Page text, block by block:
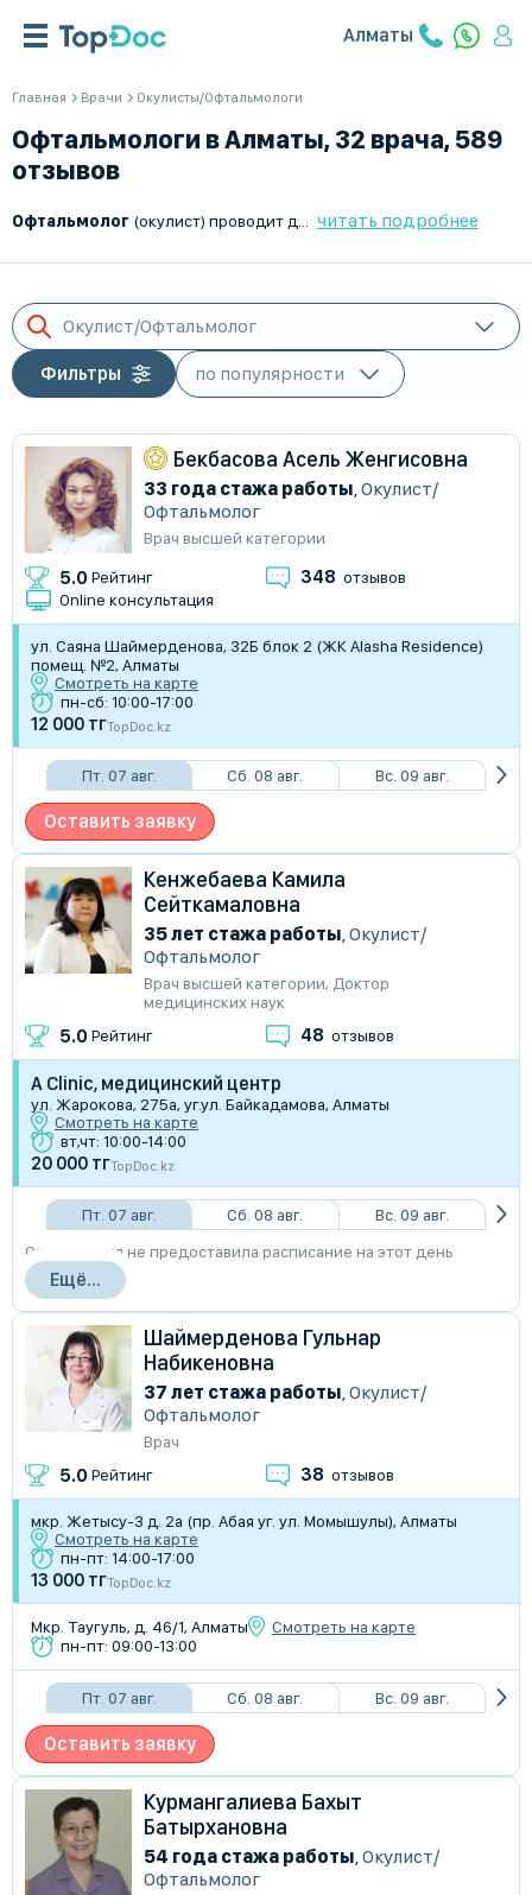
Алматы
Главная Врачи Окулисты/Офтальмологи
Офтальмологи в Алматы, 32 врача, 589
отзывов
Офтальмолог (окулист) проводит диагностику, лечение, а также занимается профилактикой заболеваний глаз и зрительной системы. Он осуществляет обследования, подбирает очки, контактные линзы, определяет схемы лечения медикаментозной терапией, выполняет хирургические вмешательства при тяжелых патологиях. читать подробнее
Окулист/Офтальмолог
Фильтры
Бекбасова Асель Женгисовна
33 года стажа работы,Окулист/
Офтальмолог
Врач высшей категории
5.0 Рейтинг 348 отзывов
Online консультация
ул. Саяна Шаймерденова, 32Б блок 2 (ЖК Alasha Residence)
помещ. №2, Алматы
Смотреть на карте
пн-сб: 10:00-17:00
12 000 тгTopDoc.kz
Пт. 07 авг. Сб. 08 авг. Вс. 09 авг.
Оставить заявку
Кенжебаева Камила
Сейткамаловна
35 лет стажа работы,Окулист/
Офтальмолог
Врач высшей категории, Доктор
медицинских наук
5.0 Рейтинг 48 отзывов
A Clinic, медицинский центр
ул. Жарокова, 275а, уг.ул. Байкадамова, Алматы
Смотреть на карте
вт,чт: 10:00-14:00
20 000 тгTopDoc.kz
Пт. 07 авг. Сб. 08 авг.
Вс. 09 авг.
Организация не предоставила расписание на этот день
Ещё...
Шаймерденова Гульнар
Набикеновна
37 лет стажа работы,Окулист/
Офтальмолог
Врач
5.0 Рейтинг 38 отзывов
мкр. Жетысу-3 д. 2а (пр. Абая уг. ул. Момышулы), Алматы
Смотреть на карте
пн-пт: 14:00-17:00
13 000 тгTopDoc.kz
Мкр. Таугуль, д. 46/1, Алматы
Смотреть на карте
пн-пт: 09:00-13:00
Пт. 07 авг. Сб. 08 авг. Вс. 09 авг.
Оставить заявку
Курмангалиева Бахыт
Батырхановна
54 года стажа работы,Окулист/
Офтальмолог